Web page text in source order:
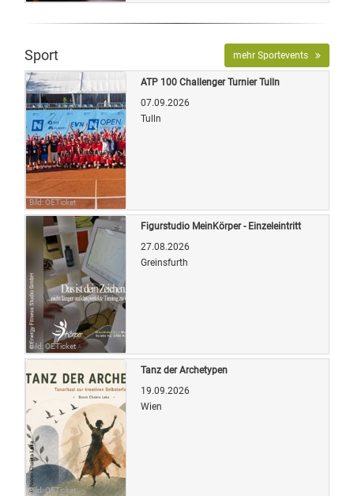
Sport mehr Sportevents
Bild: OETicket
ATP 100 Challenger Turnier Tulln
07.09.2026
Tulln
Bild: OETicket
Figurstudio MeinKörper - Einzeleintritt
27.08.2026
Greinsfurth
Bild: OETicket
Tanz der Archetypen
19.09.2026
Wien